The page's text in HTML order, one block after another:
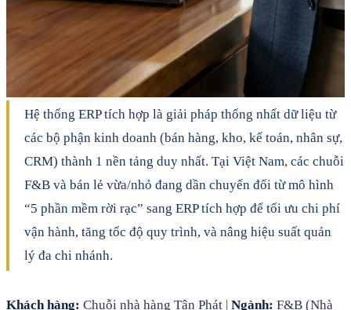
Hệ thống ERP tích hợp là giải pháp thống nhất dữ liệu từ
các bộ phận kinh doanh (bán hàng, kho, kế toán, nhân sự,
CRM) thành 1 nền tảng duy nhất. Tại Việt Nam, các chuỗi
F&B và bán lẻ vừa/nhỏ đang dần chuyển đổi từ mô hình
“5 phần mềm rời rạc” sang ERP tích hợp để tối ưu chi phí
vận hành, tăng tốc độ quy trình, và nâng hiệu suất quản
lý đa chi nhánh.
Khách hàng: Chuỗi nhà hàng Tân Phát | Ngành: F&B (Nhà